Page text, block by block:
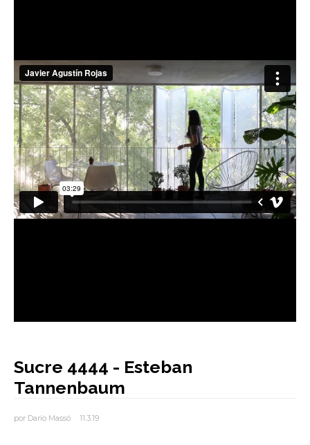
DOCUMENTALES
360°
OTROS
AUTORES
BLOG
Sucre 4444 - Esteban
Tannenbaum
por Darío Massó 11.3.19